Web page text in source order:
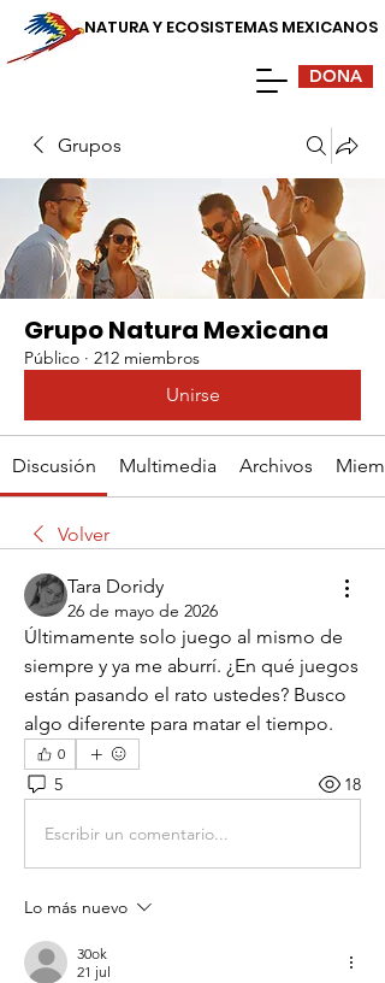
NATURA Y ECOSISTEMAS MEXICANOS
DONA
Grupos
Grupo Natura Mexicana
Público · 212 miembros
Unirse
Discusión Multimedia Archivos
Volver
Tara Doridy
26 de mayo de 2026
Últimamente solo juego al mismo de
siempre y ya me aburrí. ¿En qué juegos
están pasando el rato ustedes? Busco
algo diferente para matar el tiempo.
0
5 18
Escribir un comentario...
Lo más nuevo
30ok
21 jul